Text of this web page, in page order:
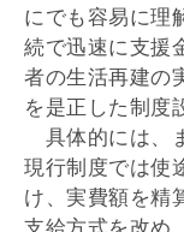
にでも容易に理
続で迅速に支援
者の生活再建の
を是正した制度
具体的には、
現行制度では使
け、実費額を精
支給方式を改め